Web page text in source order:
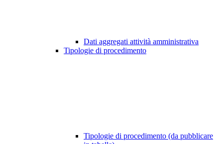
Dati aggregati attività amministrativa
Tipologie di procedimento
Tipologie di procedimento (da pubblicare